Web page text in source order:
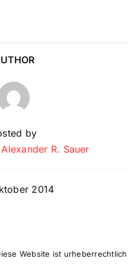
by
R. Sauer
2014
Website ist